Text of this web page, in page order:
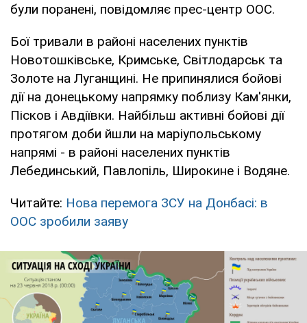
були поранені, повідомляє прес-центр ООС.
Бої тривали в районі населених пунктів
Новотошківське, Кримське, Світлодарськ та
Золоте на Луганщині. Не припинялися бойові
дії на донецькому напрямку поблизу Кам'янки,
Пісков і Авдіївки. Найбільш активні бойові дії
протягом доби йшли на маріупольському
напрямі - в районі населених пунктів
Лебединський, Павлопіль, Широкине і Водяне.
Читайте: Нова перемога ЗСУ на Донбасі: в
ООС зробили заяву